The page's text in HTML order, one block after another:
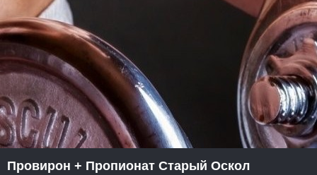
Провирон + Пропионат Старый Оскол